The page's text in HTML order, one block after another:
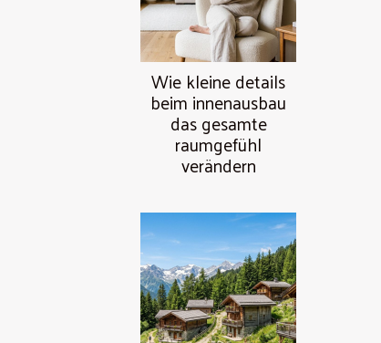
Wie kleine details
beim innenausbau
das gesamte
raumgefühl
verändern